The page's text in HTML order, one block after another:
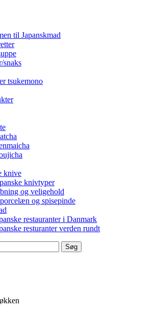
til Japanskmad
snaks
tsukemono
knive
knivtyper
og veligehold
og spisepinde
restauranter i Danmark
resturanter verden rundt